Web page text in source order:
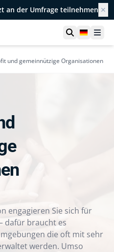
an der Umfrage teilnehmen ✕
Suche
und gemeinnützige Organisationen
engagieren Sie sich für
dafür braucht es
die oft mit sehr
werden. Umso